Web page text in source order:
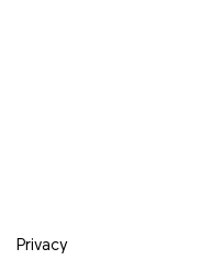
Privacy